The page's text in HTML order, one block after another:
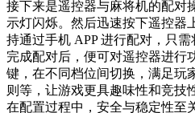
接下来是遥控器与麻将机的配对
示灯闪烁。然后迅速按下遥控器
持通过手机 APP 进行配对，只
完成配对后，便可对遥控器进行
键，在不同档位间切换，满足玩
则等，让游戏更具趣味性和竞技
在配置过程中，安全与稳定性至